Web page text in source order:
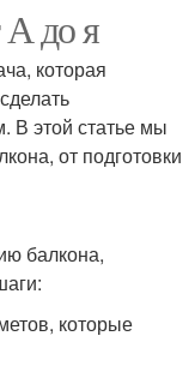
А до я
которая
В этой статье мы
от подготовки
балкона,
которые